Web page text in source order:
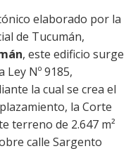
elaborado por la
de Tucumán,
, este edificio surge
Nº 9185,
la cual se crea el
la Corte
terreno de 2.647 m²
calle Sargento